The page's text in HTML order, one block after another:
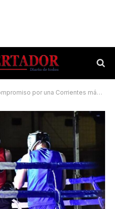
por una Corrientes más activa y saludable